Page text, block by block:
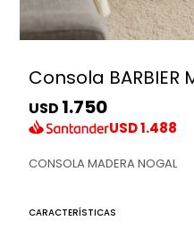
Consola BARBIER
USD 1.750
USD1.488
CONSOLA MADERA NOGAL
CARACTERÍSTICAS